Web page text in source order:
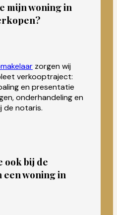
mijn woning in
zorgen wij
verkooptraject:
en presentatie
onderhandeling en
de notaris.
ook bij de
een woning in